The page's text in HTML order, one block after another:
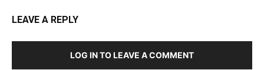
LEAVE A REPLY
LOG IN TO LEAVE A COMMENT